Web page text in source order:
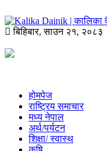
बिहिबार,साउन २१, २०८३
होमपेज
राष्ट्रिय समाचार
मध्य नेपाल
अर्थ/पर्यटन
शिक्षा/ स्वास्थ